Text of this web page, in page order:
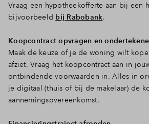
Vraag een hypotheekofferte aan bij een
bijvoorbeeld bij Rabobank.
Koopcontract opvragen en
Maak de keuze of je de woning wilt
afziet. Vraag het koopcontract aan in
ontbindende voorwaarden in. Alles in
je digitaal (thuis of bij de makelaar) de
aannemingsovereenkomst.